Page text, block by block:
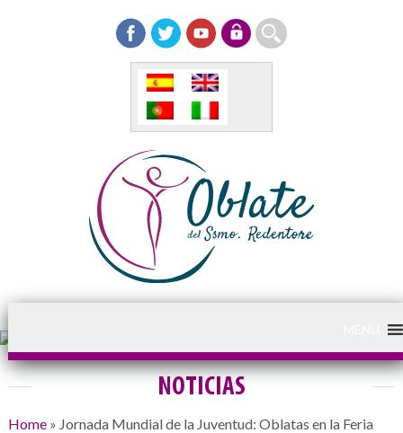
NOTICIAS
Home» Jornada Mundial de la Juventud: Oblatas en la Feria